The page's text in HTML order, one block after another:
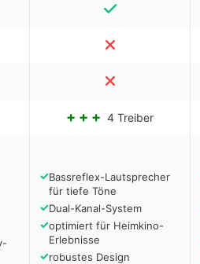
4 Treiber
✓Bassreflex-Lautsprecher
für tiefe Töne
✓Dual-Kanal-System
✓optimiert für Heimkino-
Erlebnisse
✓robustes Design